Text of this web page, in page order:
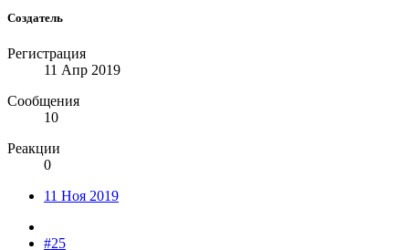
Создатель
Регистрация
11 Апр 2019
Сообщения
10
Реакции
0
11 Ноя 2019
#25